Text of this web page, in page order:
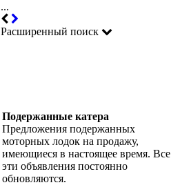
...
Расширенный поиск
Подержанные катера
Предложения подержанных
моторных лодок на продажу,
имеющиеся в настоящее время. Все
эти объявления постоянно
обновляются.